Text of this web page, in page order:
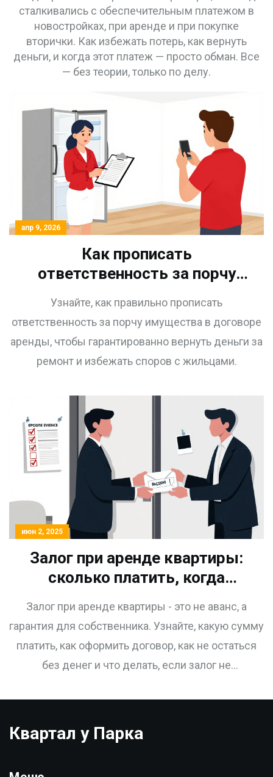
сталкивались с обеспечительным платежом в
новостройках, при аренде и при покупке
вторички. Как избежать потерь, как вернуть
деньги, и когда этот платеж — просто обман. Все
— без теории, только по делу.
апр 9, 2026
Как прописать
ответственность за порчу
аренды квартиры: гид для
собственников
Узнайте, как правильно прописать
ответственность за порчу имущества в договоре
аренды, чтобы гарантированно вернуть деньги за
ремонт и избежать споров с жильцами.
июн 2, 2025
Залог при аренде квартиры:
сколько платить, когда
денег
Залог при аренде квартиры - это не аванс, а
гарантия для собственника. Узнайте, какую сумму
платить, как оформить договор, как не остаться
без денег и что делать, если залог не
Квартал у Парка